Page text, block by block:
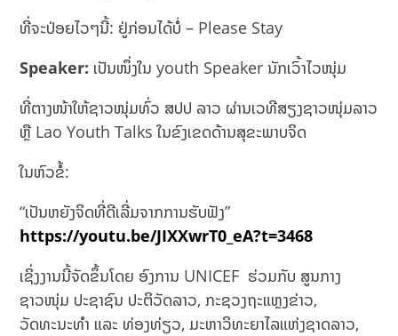
ທີ່ຈະປ່ອຍໄວໆນີ້: ຢູ່ກ່ອນໄດ້ບໍ່ – Please Stay
Speaker: ເປັນໜຶ່ງໃນ youth Speaker ນັກເວົ້າໄວໜຸ່ມ
ທີ່ຕາງໜ້າໃຫ້ຊາວໜຸ່ມທົ່ວ ສປປ ລາວ ຜ່ານເວທີສຽງຊາວໜຸ່ມລາວ
ຫຼື Lao Youth Talks ໃນຂົງເຂດດ້ານສຸຂະພາບຈິດ
ໃນຫົວຂໍ້:
“ເປັນຫຍັງຈິດທີ່ດີເລີ່ມຈາກການຮັບຟັງ”
https://youtu.be/JIXXwrT0_eA?t=3468
ເຊິ່ງງານນີ້ຈັດຂຶ້ນໂດຍ ອົງການ UNICEF ​ຮ່ວມ​ກັບ ສູນກາງ
ຊາວໜຸ່ມ ປະຊາຊົນ ປະຕິວັດລາວ, ກະຊວງຖະແຫຼ​ງຂ່າວ,
ວັດທະນະທຳ ແລະ ທ່ອງທ່ຽວ, ມະຫາວິທະຍາໄລແຫ່ງຊາດລາວ,